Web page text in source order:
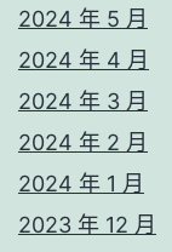
2024 年 5 月
2024 年 4 月
2024 年 3 月
2024 年 2 月
2024 年 1 月
2023 年 12 月